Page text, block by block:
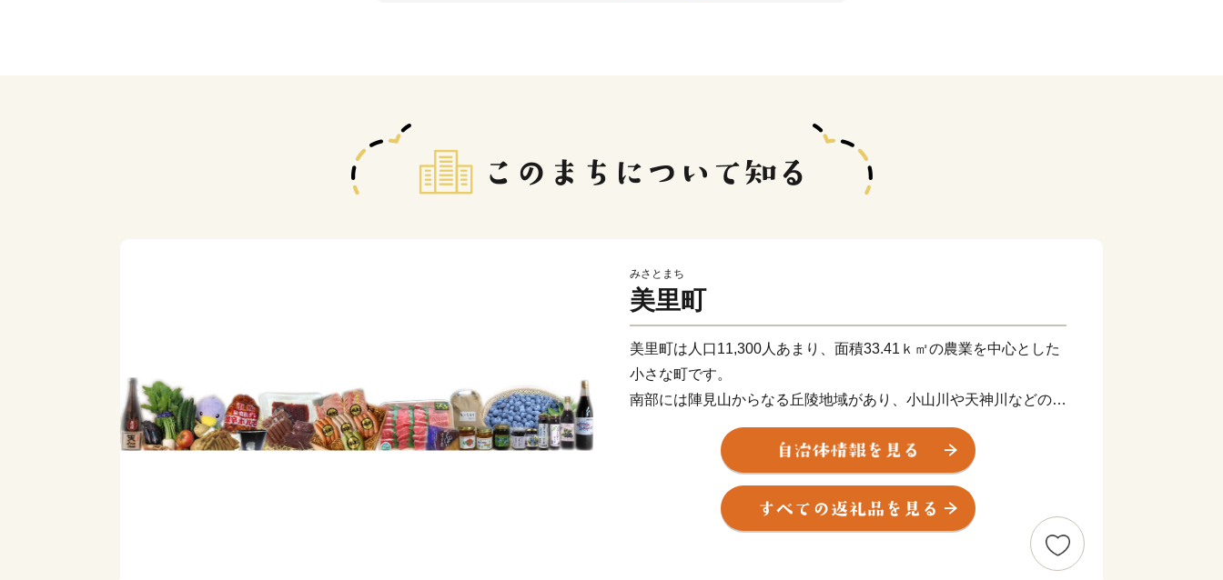
みさとまち
美里町
美里町は人口11,300人あまり、面積33.41ｋ㎡の農業を中心とした
小さな町です。
南部には陣見山からなる丘陵地域があり、小山川や天神川などの水
辺空間を配し、ふるさとを感じる貴重な自然や田園の広がる農村風
景は、人々にやすらぎとうるおいを与えています。
少子高齢化の傾向は、美里町においても顕著に現れ、日本創成会議
が発表した「消滅の可能性が高い市町村」に含まれております。
美里町は、ここから脱却するべく『心身ともに美しく暮らせるまち